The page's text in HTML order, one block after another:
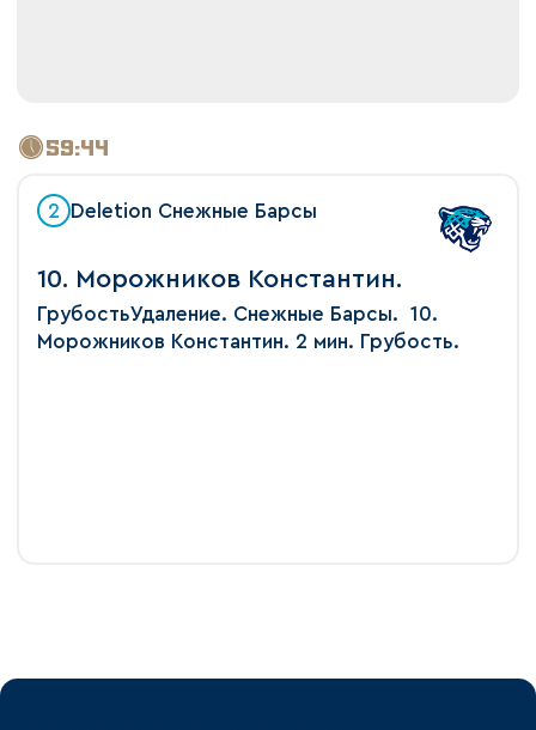
59:44
2 Deletion Снежные Барсы
10. Морожников Константин.
ГрубостьУдаление. Снежные Барсы. 10.
Морожников Константин. 2 мин. Грубость.